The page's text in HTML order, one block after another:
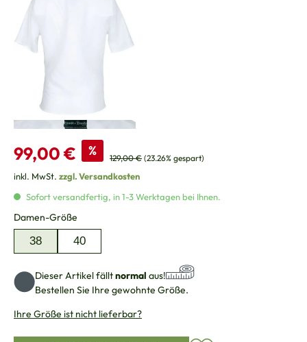
Verkaufspreis:
99,00 € % Regulärer Preis:
129,00 € (23.26% gespart)
inkl. MwSt. zzgl. Versandkosten
Sofort versandfertig, in 1-3 Werktagen bei Ihnen.
Damen-Größe
38 40
Dieser Artikel fälltnormal aus!
Bestellen Sie Ihre gewohnte Größe.
Ihre Größe ist nicht lieferbar?